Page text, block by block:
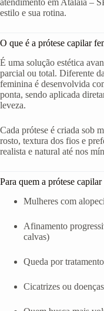
atendimento em Atalaia –
estilo e sua rotina.
O que é a prótese capilar
É uma solução estética
parcial ou total. Diferente
feminina é desenvolvida
ponta, sendo aplicada
leveza.
Cada prótese é criada sob
rosto, textura dos fios e
realista e natural até nos
Para quem a prótese
Mulheres com
Afinamento
calvas)
Queda por
Cicatrizes ou